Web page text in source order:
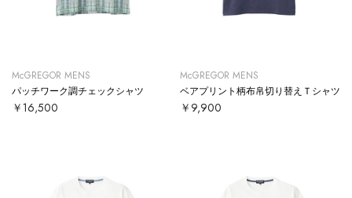
McGREGOR MENS
パッチワーク調チェックシャツ
￥16,500
McGREGOR MENS
ベアプリント柄布帛切り替えＴシャツ
￥9,900